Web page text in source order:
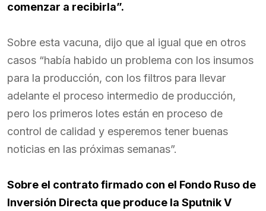
comenzar a recibirla”.
Sobre esta vacuna, dijo que al igual que en otros
casos “había habido un problema con los insumos
para la producción, con los filtros para llevar
adelante el proceso intermedio de producción,
pero los primeros lotes están en proceso de
control de calidad y esperemos tener buenas
noticias en las próximas semanas”.
Sobre el contrato firmado con el Fondo Ruso de
Inversión Directa que produce la Sputnik V